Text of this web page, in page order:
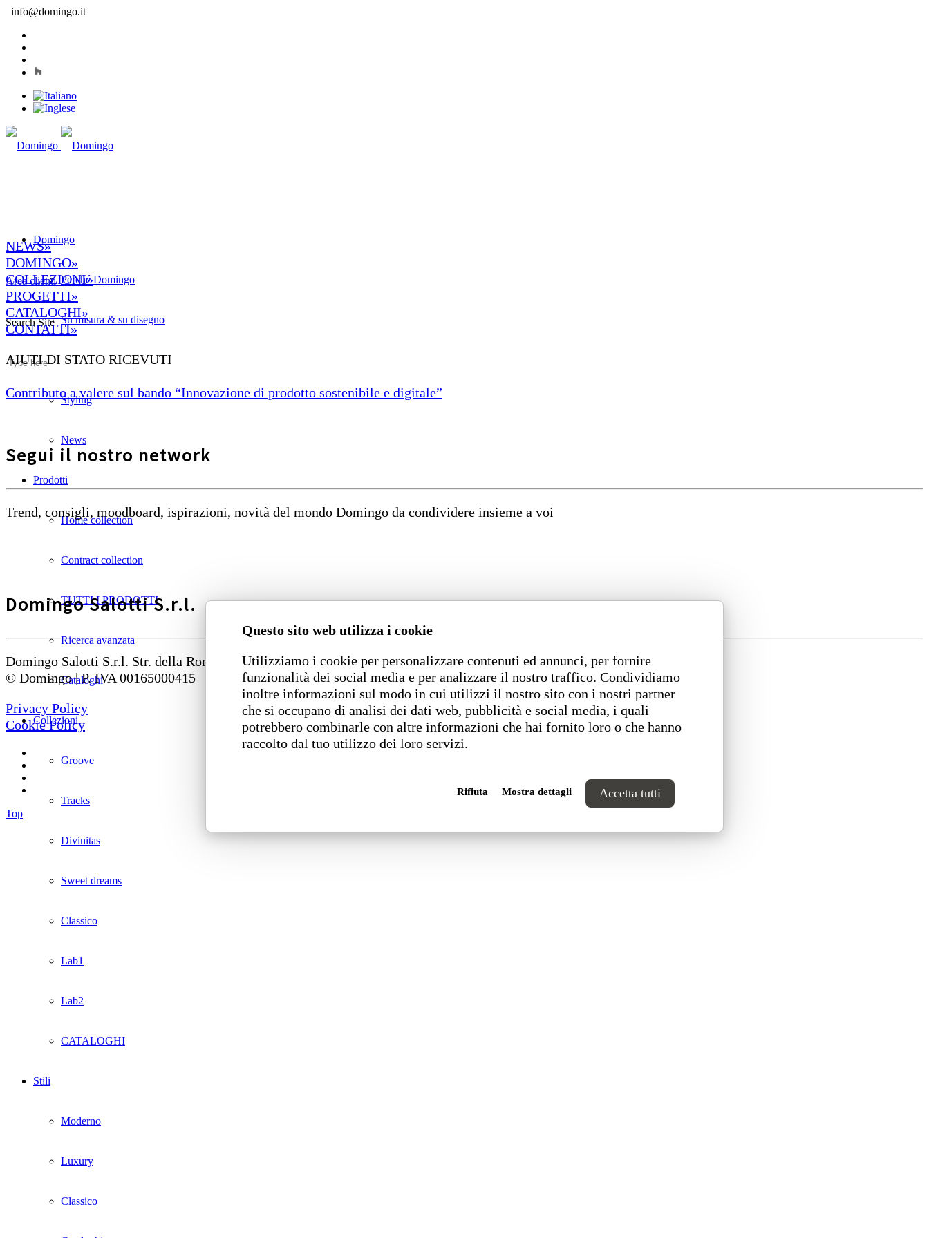
Questo sito web utilizza i cookie
Utilizziamo i cookie per personalizzare contenuti ed annunci, per fornire
funzionalità dei social media e per analizzare il nostro traffico. Condividiamo
inoltre informazioni sul modo in cui utilizzi il nostro sito con i nostri partner
che si occupano di analisi dei dati web, pubblicità e social media, i quali
potrebbero combinarle con altre informazioni che hai fornito loro o che hanno
raccolto dal tuo utilizzo dei loro servizi.
Rifiuta Mostra dettagli Accetta tutti
info@domingo.it
Domingo
Perché Domingo
Su misura & su disegno
Divani ignifughi
Styling
News
Prodotti
Home collection
Contract collection
TUTTI I PRODOTTI
Ricerca avanzata
Cataloghi
Collezioni
Groove
Tracks
Divinitas
Sweet dreams
Classico
Lab1
Lab2
CATALOGHI
Stili
Moderno
Luxury
Classico
Area clienti
Search Site
NEWS»
DOMINGO»
COLLEZIONI»
PROGETTI»
CATALOGHI»
CONTATTI»
AIUTI DI STATO RICEVUTI
Contributo a valere sul bando “Innovazione di prodotto sostenibile e digitale”
Segui il nostro network
Trend, consigli, moodboard, ispirazioni, novità del mondo Domingo da condividere insieme a voi
Domingo Salotti S.r.l.
Domingo Salotti S.r.l. Str. della Romagna, 285 – 61121 Pesaro (PU) Italia
© Domingo | P. IVA 00165000415
Privacy Policy
Cookie Policy
Top